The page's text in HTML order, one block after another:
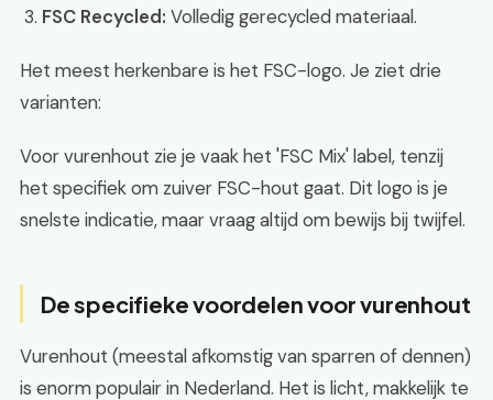
FSC Recycled: Volledig gerecycled materiaal.
Het meest herkenbare is het FSC-logo. Je ziet drie
varianten:
Voor vurenhout zie je vaak het 'FSC Mix' label, tenzij
het specifiek om zuiver FSC-hout gaat. Dit logo is je
snelste indicatie, maar vraag altijd om bewijs bij twijfel.
De specifieke voordelen voor vurenhout
Vurenhout (meestal afkomstig van sparren of dennen)
is enorm populair in Nederland. Het is licht, makkelijk te